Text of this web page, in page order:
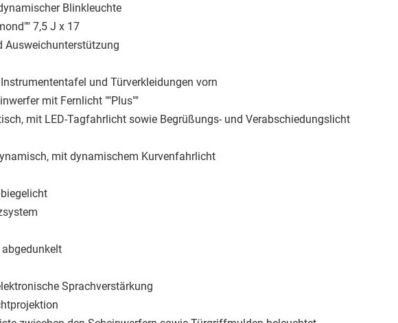
Blinkleuchte
7,5 J x 17
Ausweichunterstützung
und Türverkleidungen vorn
mit Fernlicht ""Plus""
mit LED-Tagfahrlicht sowie Begrüßungs- und Verabschiedungslicht
mit dynamischem Kurvenfahrlicht
abgedunkelt
Sprachverstärkung